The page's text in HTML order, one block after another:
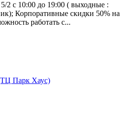
2 с 10:00 до 19:00 ( выходные :
Корпоративные скидки 50% на
работать с...
Парк Хаус)